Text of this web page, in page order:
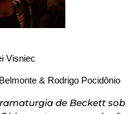
Visniec
& Rodrigo Pocidônio
de Beckett sob